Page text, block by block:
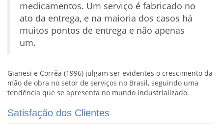
medicamentos. Um serviço é fabricado no
ato da entrega, e na maioria dos casos há
muitos pontos de entrega e não apenas
um.
Gianesi e Corrêa (1996) julgam ser evidentes o crescimento da
mão de obra no setor de serviços no Brasil, seguindo uma
tendência que se apresenta no mundo industrializado.
Satisfação dos Clientes